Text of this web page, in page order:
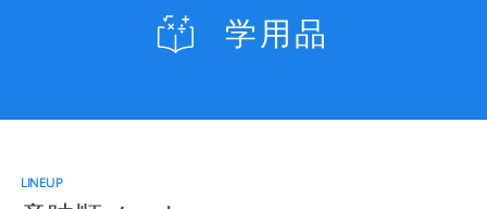
ファイル・バインダー
学用品
LINEUP